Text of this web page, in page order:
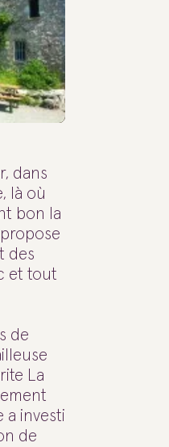
dans
là où
bon la
des
et tout
de
La
a investi
de